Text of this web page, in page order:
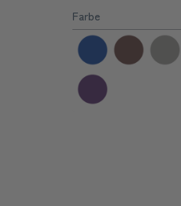
Farbe